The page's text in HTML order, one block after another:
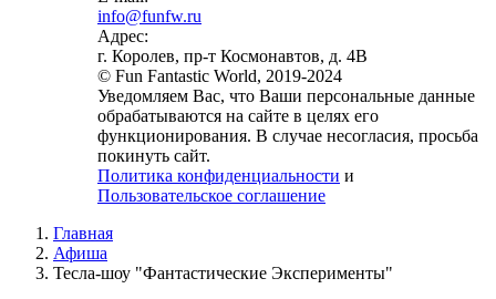
info@funfw.ru
Адрес:
г. Королев, пр-т Космонавтов, д. 4В
© Fun Fantastic World, 2019-2024
Уведомляем Вас, что Ваши персональные данные
обрабатываются на сайте в целях его
функционирования. В случае несогласия, просьба
покинуть сайт.
Политика конфиденциальности и
Пользовательское соглашение
Главная
Афиша
Тесла-шоу "Фантастические Эксперименты"